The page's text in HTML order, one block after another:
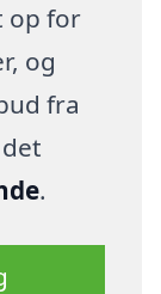
op for
og
fra
.